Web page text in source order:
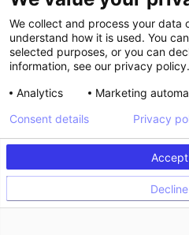
clarifiant le
différentes
l’enseigne.
Europ
augmentation
clics sur les CTA
We collect and process your data
understand how it is used. You
selected purposes, or you can
information, see our privacy policy.
Analytics
Marketing
Consent details Privacy